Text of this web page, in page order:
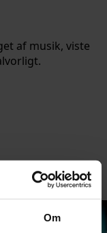
Om
af musik, viste